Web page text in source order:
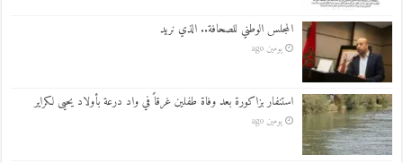
المجلس الوطني للصحافة.. الذي نريد
يومين ago
استنفار بزاكورة بعد وفاة طفلين غرقاً في واد درعة بأولاد يحيى لكراير
يومين ago